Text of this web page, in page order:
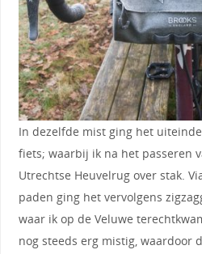
In dezelfde mist ging het
fiets; waarbij ik na het passeren
Utrechtse Heuvelrug over stak.
paden ging het vervolgens
waar ik op de Veluwe
nog steeds erg mistig, waardoor